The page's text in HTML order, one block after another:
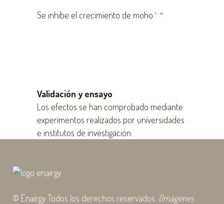
Se inhibe el crecimiento de moho 1 – 4)
Validación y ensayo
Los efectos se han comprobado mediante
experimentos realizados por universidades
e institutos de investigación.
© Enairgy Todos los derechos reservados. (Imágenes